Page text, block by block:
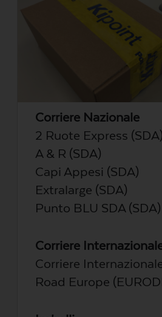
Corriere Nazionale
2 Ruote Express (SDA)
A & R (SDA)
Capi Appesi (SDA)
Extralarge (SDA)
Punto BLU SDA (SDA)
Corriere
Corriere
Road Europe